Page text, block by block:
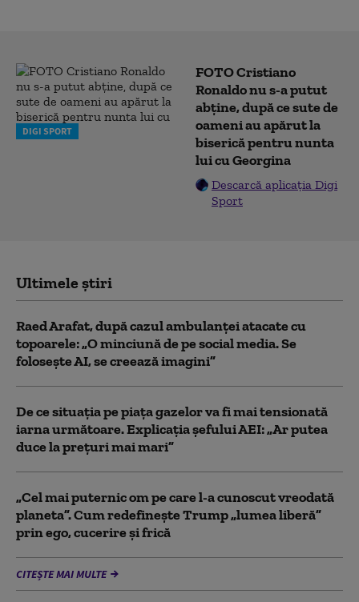
DIGI SPORT
FOTO Cristiano
Ronaldo nu s-a putut
abține, după ce sute de
oameni au apărut la
biserică pentru nunta
lui cu Georgina
Descarcă aplicația Digi
Sport
Ultimele știri
Raed Arafat, după cazul ambulanței atacate cu
topoarele: „O minciună de pe social media. Se
folosește AI, se creează imagini”
De ce situaţia pe piaţa gazelor va fi mai tensionată
iarna următoare. Explicația șefului AEI: „Ar putea
duce la preţuri mai mari”
„Cel mai puternic om pe care l-a cunoscut vreodată
planeta”. Cum redefinește Trump „lumea liberă”
prin ego, cucerire și frică
CITEȘTE MAI MULTE